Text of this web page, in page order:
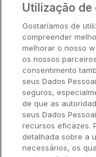
Parceiros
Hardware
Ajuda Rápida
Recursos
Empresa
Contato
Utilização de
Gostaríamos de
compreender
melhorar o nosso
os nossos
consentimento
seus Dados
seguros,
de que as
seus Dados
recursos eficazes.
detalhada sobre a
necessários, os